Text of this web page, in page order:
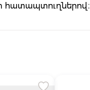
հատապտուղներով։